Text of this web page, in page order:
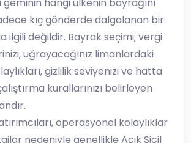
kıç gönderde dalgalanan bir
ilgili değildir. Bayrak seçimi; vergi
uğrayacağınız limanlardaki
gizlilik seviyenizi ve hatta
kurallarınızı belirleyen
operasyonel kolaylıklar
nedeniyle genellikle Açık Sicil